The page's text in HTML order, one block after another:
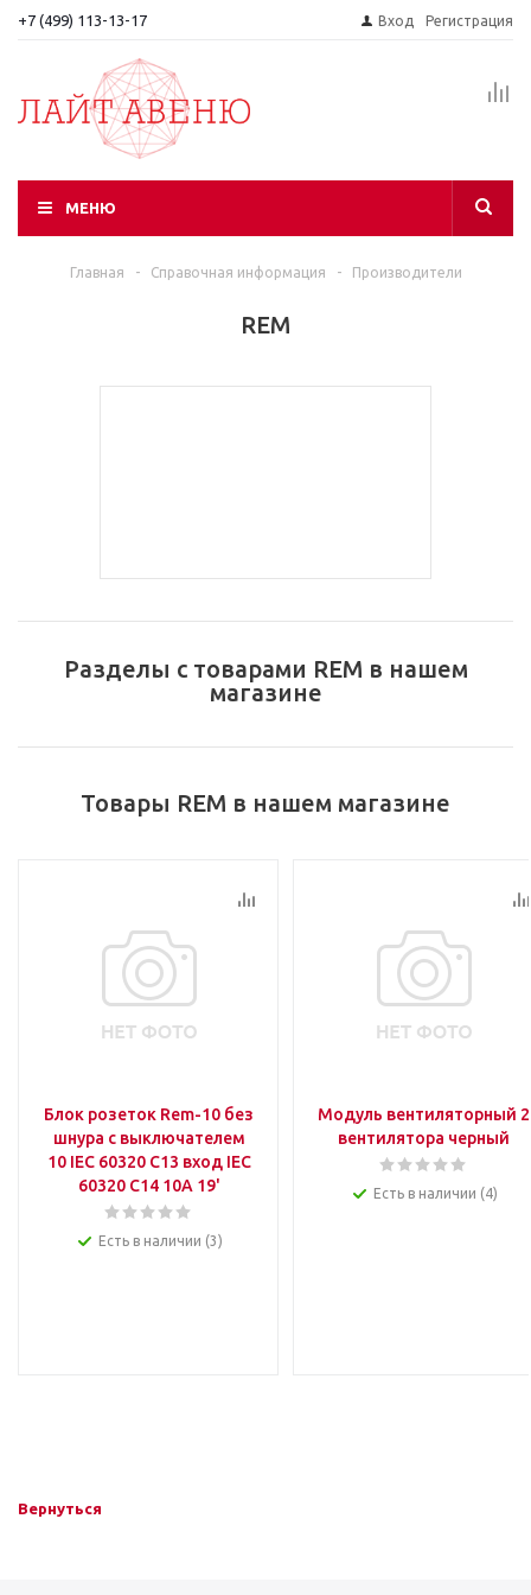
+7 (499) 113-13-17 Вход Регистрация
МЕНЮ
Главная - Справочная информация - Производители
REM
Разделы с товарами REM в нашем
магазине
Товары REM в нашем магазине
Блок розеток Rem-10 без
шнура с выключателем
10 IEC 60320 C13 вход IEC
60320 C14 10A 19'
Есть в наличии (3)
Модуль вентиляторный 2
вентилятора черный
Есть в наличии (4)
Вернуться